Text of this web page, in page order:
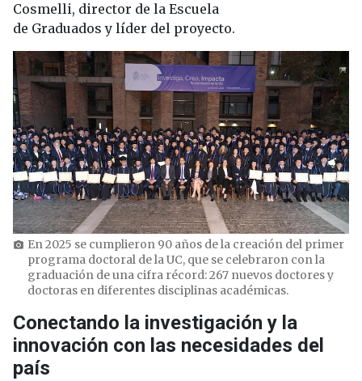
Cosmelli, director de la Escuela
de Graduados y líder del proyecto.
photo_camera En 2025 se cumplieron 90 años de la creación del primer
programa doctoral de la UC, que se celebraron con la
graduación de una cifra récord: 267 nuevos doctores y
doctoras en diferentes disciplinas académicas.
Conectando la investigación y la
innovación con las necesidades del
país